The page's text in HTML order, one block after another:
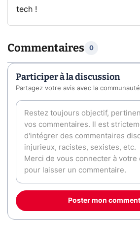
tech !
Commentaires 0
Participer à la discussion
Partagez votre avis avec la
Poster mon